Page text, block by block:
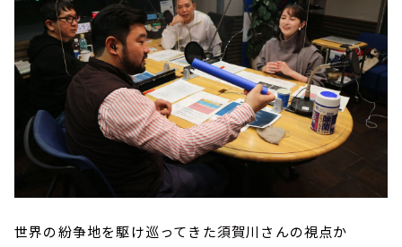
世界の紛争地を駆け巡ってきた須賀川さんの視点か